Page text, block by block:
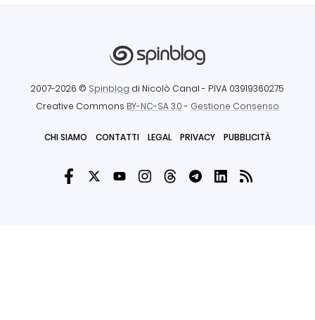
2007-2026 © Spinblog di Nicolò Canal - P.IVA 03919360275
Creative Commons BY-NC-SA 3.0- Gestione Consenso
CHI SIAMO CONTATTI LEGAL PRIVACY PUBBLICITÀ